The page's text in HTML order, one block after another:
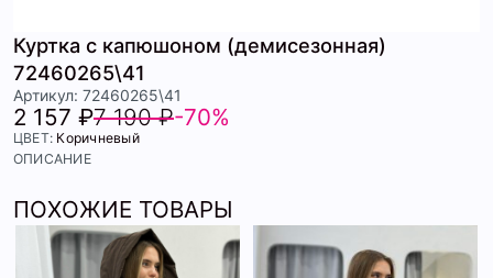
Куртка с капюшоном (демисезонная)
72460265\41
Артикул: 72460265\41
2 157 ₽7 190 ₽-70%
ЦВЕТ: Коричневый
ОПИСАНИЕ
ПОХОЖИЕ ТОВАРЫ